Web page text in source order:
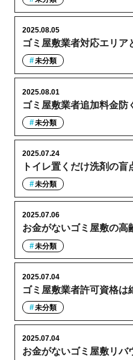
ゴミ屋敷業者対応エリア
2025.08.05
未分類
ゴミ屋敷業者追加料金防
2025.08.01
未分類
トイレ置くだけ洗剤の盲
2025.07.24
未分類
お金がないゴミ屋敷の高
2025.07.06
未分類
ゴミ屋敷業者許可資格は
2025.07.04
未分類
お金がないゴミ屋敷リバ
2025.07.04